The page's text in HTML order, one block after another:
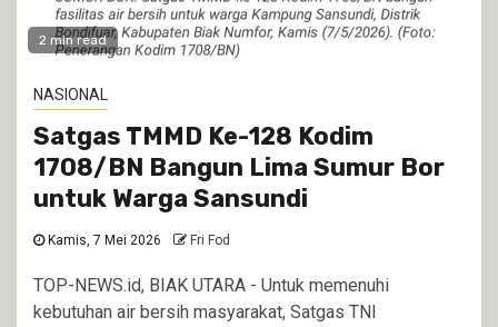
2 min read
NASIONAL
Satgas TMMD Ke-128 Kodim
1708/BN Bangun Lima Sumur Bor
untuk Warga Sansundi
Kamis, 7 Mei 2026 Fri Fod
TOP-NEWS.id, BIAK UTARA - Untuk memenuhi
kebutuhan air bersih masyarakat, Satgas TNI